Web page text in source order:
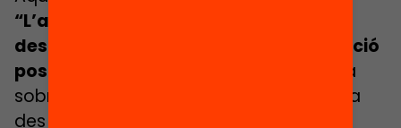
“L’abandonament a 4t d’ESO: les
desigualtats en la transició a l’educació
postobligatòria”
que aporta evidència
sobre una etapa fins ara poc analitzada
des del punt de vista quantitatiu: la no